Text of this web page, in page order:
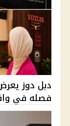
دبل دوز
فصله في